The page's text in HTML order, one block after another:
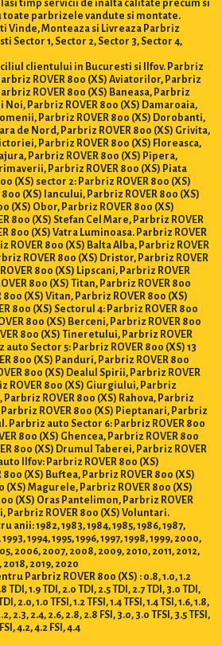
timp servicii de inalta calitate precum si
toate parbrizele vandute si montate.
Vinde, Monteaza si Livreaza Parbriz
Sector 1, Sector 2, Sector 3, Sector 4,
clientului in Bucuresti si Ilfov. Parbriz
ROVER 800 (XS) Aviatorilor, Parbriz
ROVER 800 (XS) Baneasa, Parbriz
Noi, Parbriz ROVER 800 (XS) Damaroaia,
Parbriz ROVER 800 (XS) Dorobanti,
de Nord, Parbriz ROVER 800 (XS) Grivita,
Parbriz ROVER 800 (XS) Floreasca,
Parbriz ROVER 800 (XS) Pipera,
Parbriz ROVER 800 (XS) Piata
(XS) sector 2: Parbriz ROVER 800 (XS)
(XS) Iancului, Parbriz ROVER 800 (XS)
(XS) Obor, Parbriz ROVER 800 (XS)
800 (XS) Stefan Cel Mare, Parbriz ROVER
800 (XS) Vatra Luminoasa. Parbriz ROVER
ROVER 800 (XS) Balta Alba, Parbriz ROVER
ROVER 800 (XS) Dristor, Parbriz ROVER
800 (XS) Lipscani, Parbriz ROVER
800 (XS) Titan, Parbriz ROVER 800
(XS) Vitan, Parbriz ROVER 800 (XS)
800 (XS) Sectorul 4: Parbriz ROVER 800
800 (XS) Berceni, Parbriz ROVER 800
800 (XS) Tineretului, Parbriz ROVER
Sector 5: Parbriz ROVER 800 (XS) 13
800 (XS) Panduri, Parbriz ROVER 800
800 (XS) Dealul Spirii, Parbriz ROVER
ROVER 800 (XS) Giurgiului, Parbriz
Parbriz ROVER 800 (XS) Rahova, Parbriz
Parbriz ROVER 800 (XS) Pieptanari, Parbriz
Parbriz auto Sector 6: Parbriz ROVER 800
800 (XS) Ghencea, Parbriz ROVER 800
800 (XS) Drumul Taberei, Parbriz ROVER
Ilfov: Parbriz ROVER 800 (XS)
(XS) Buftea, Parbriz ROVER 800 (XS)
(XS) Magurele, Parbriz ROVER 800 (XS)
(XS) Oras Pantelimon, Parbriz ROVER
Parbriz ROVER 800 (XS) Voluntari.
1982, 1983, 1984, 1985, 1986, 1987,
1994, 1995, 1996, 1997, 1998, 1999, 2000,
2006, 2007, 2008, 2009, 2010, 2011, 2012,
2018, 2019, 2020
Parbriz ROVER 800 (XS) : 0.8, 1.0, 1.2
TDI, 1.9 TDI, 2.0 TDI, 2.5 TDI, 2.7 TDI, 3.0 TDI,
2.0, 1.0 TFSI, 1.2 TFSI, 1.4 TFSI, 1.4 TSI, 1.6, 1.8,
2.3, 2.4, 2.6, 2.8, 2.8 FSI, 3.0, 3.0 TFSI, 3.5 TFSI,
4.2, 4.2 FSI, 4.4